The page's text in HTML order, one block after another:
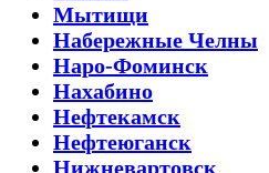
Мытищи
Набережные Челны
Наро-Фоминск
Нахабино
Нефтекамск
Нефтеюганск
Нижневартовск